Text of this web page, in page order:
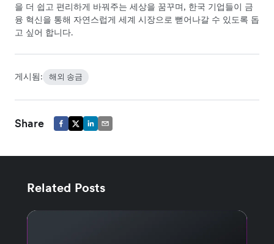
을 더 쉽고 편리하게 바꿔주는 세상을 꿈꾸며, 한국 기업들이 금
융 혁신을 통해 자연스럽게 세계 시장으로 뻗어나갈 수 있도록 돕
고 싶어 합니다.
게시됨: 해외 송금
Share
Related Posts